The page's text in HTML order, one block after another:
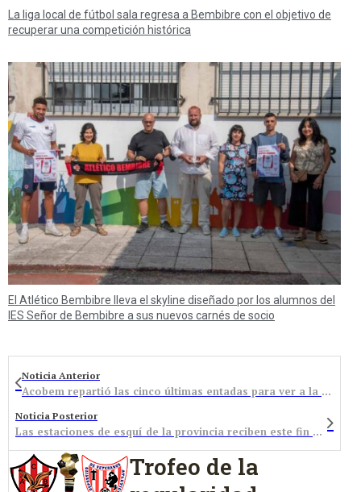
La liga local de fútbol sala regresa a Bembibre con el objetivo de
recuperar una competición histórica
El Atlético Bembibre lleva el skyline diseñado por los alumnos del
IES Señor de Bembibre a sus nuevos carnés de socio
Noticia Anterior
Acobem repartió las cinco últimas entadas para ver a la selección española de fútbol sala
Noticia Posterior
Las estaciones de esquí de la provincia reciben este fin de semana 5.979 usuarios
Trofeo de la